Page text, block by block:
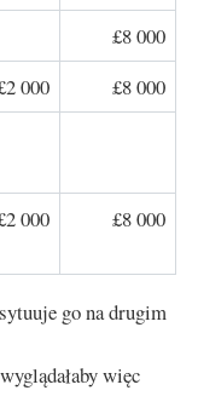
£8 000
000
£8 000
000 £8 000
go na drugim
więc